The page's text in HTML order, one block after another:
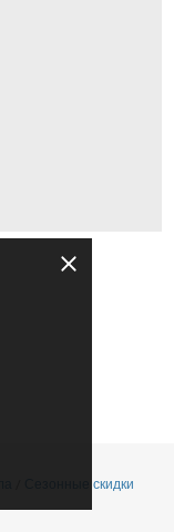
Сезонные скидки